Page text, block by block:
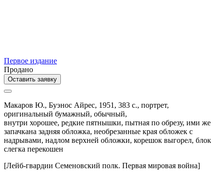
Первое издание
Продано
Оставить заявку
Макаров Ю., Буэнос Айрес, 1951, 383 с., портрет,
оригинальный бумажный, обычный,
внутри хорошее, редкие пятнышки, пытная по обрезу, ими же
запачкана задняя обложка, необрезанные края обложек с
надрывами, надлом верхней обложки, корешок выгорел, блок
слегка перекошен
[Лейб-гвардии Семеновский полк. Первая мировая война]